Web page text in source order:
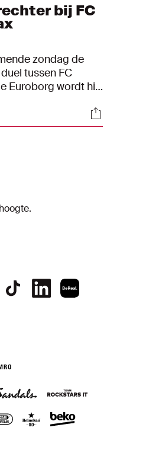
bij FC
zondag de
tussen FC
Euroborg wordt hij
Socials